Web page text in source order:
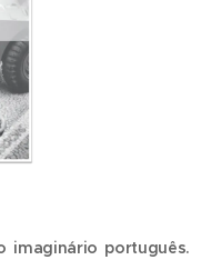
imaginário português.